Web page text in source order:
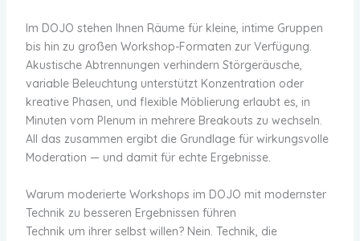
Im DOJO stehen Ihnen Räume für kleine, intime Gruppen
bis hin zu großen Workshop-Formaten zur Verfügung.
Akustische Abtrennungen verhindern Störgeräusche,
variable Beleuchtung unterstützt Konzentration oder
kreative Phasen, und flexible Möblierung erlaubt es, in
Minuten vom Plenum in mehrere Breakouts zu wechseln.
All das zusammen ergibt die Grundlage für wirkungsvolle
Moderation — und damit für echte Ergebnisse.
Warum moderierte Workshops im DOJO mit modernster
Technik zu besseren Ergebnissen führen
Technik um ihrer selbst willen? Nein. Technik, die